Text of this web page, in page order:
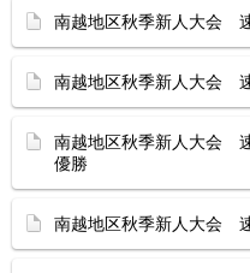
南越地区秋季新人大会
南越地区秋季新人大会
南越地区秋季新人大会
優勝
南越地区秋季新人大会